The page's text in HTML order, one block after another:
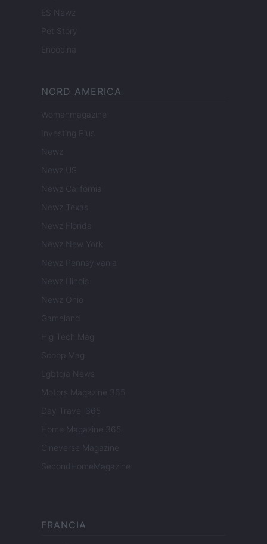
ES Newz
Pet Story
Encocina
NORD AMERICA
Womanmagazine
Investing Plus
Newz
Newz US
Newz California
Newz Texas
Newz Florida
Newz New York
Newz Pennsylvania
Newz Illinois
Newz Ohio
Gameland
Hig Tech Mag
Scoop Mag
Lgbtqia News
Motors Magazine 365
Day Travel 365
Home Magazine 365
Cineverse Magazine
SecondHomeMagazine
FRANCIA